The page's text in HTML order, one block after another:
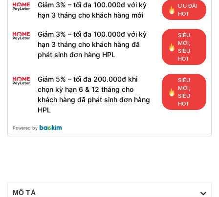
Giảm 3% – tối đa 100.000đ với kỳ
hạn 3 tháng cho khách hàng mới
ƯU ĐÃI
HOT
Giảm 3% – tối đa 100.000đ với kỳ
hạn 3 tháng cho khách hàng đã
phát sinh đơn hàng HPL
SIÊU
MỚI,
SIÊU
HOT
Giảm 5% – tối đa 200.000đ khi
chọn kỳ hạn 6 & 12 tháng cho
khách hàng đã phát sinh đơn hàng
HPL
SIÊU
MỚI,
SIÊU
HOT
Powered by
MÔ TẢ